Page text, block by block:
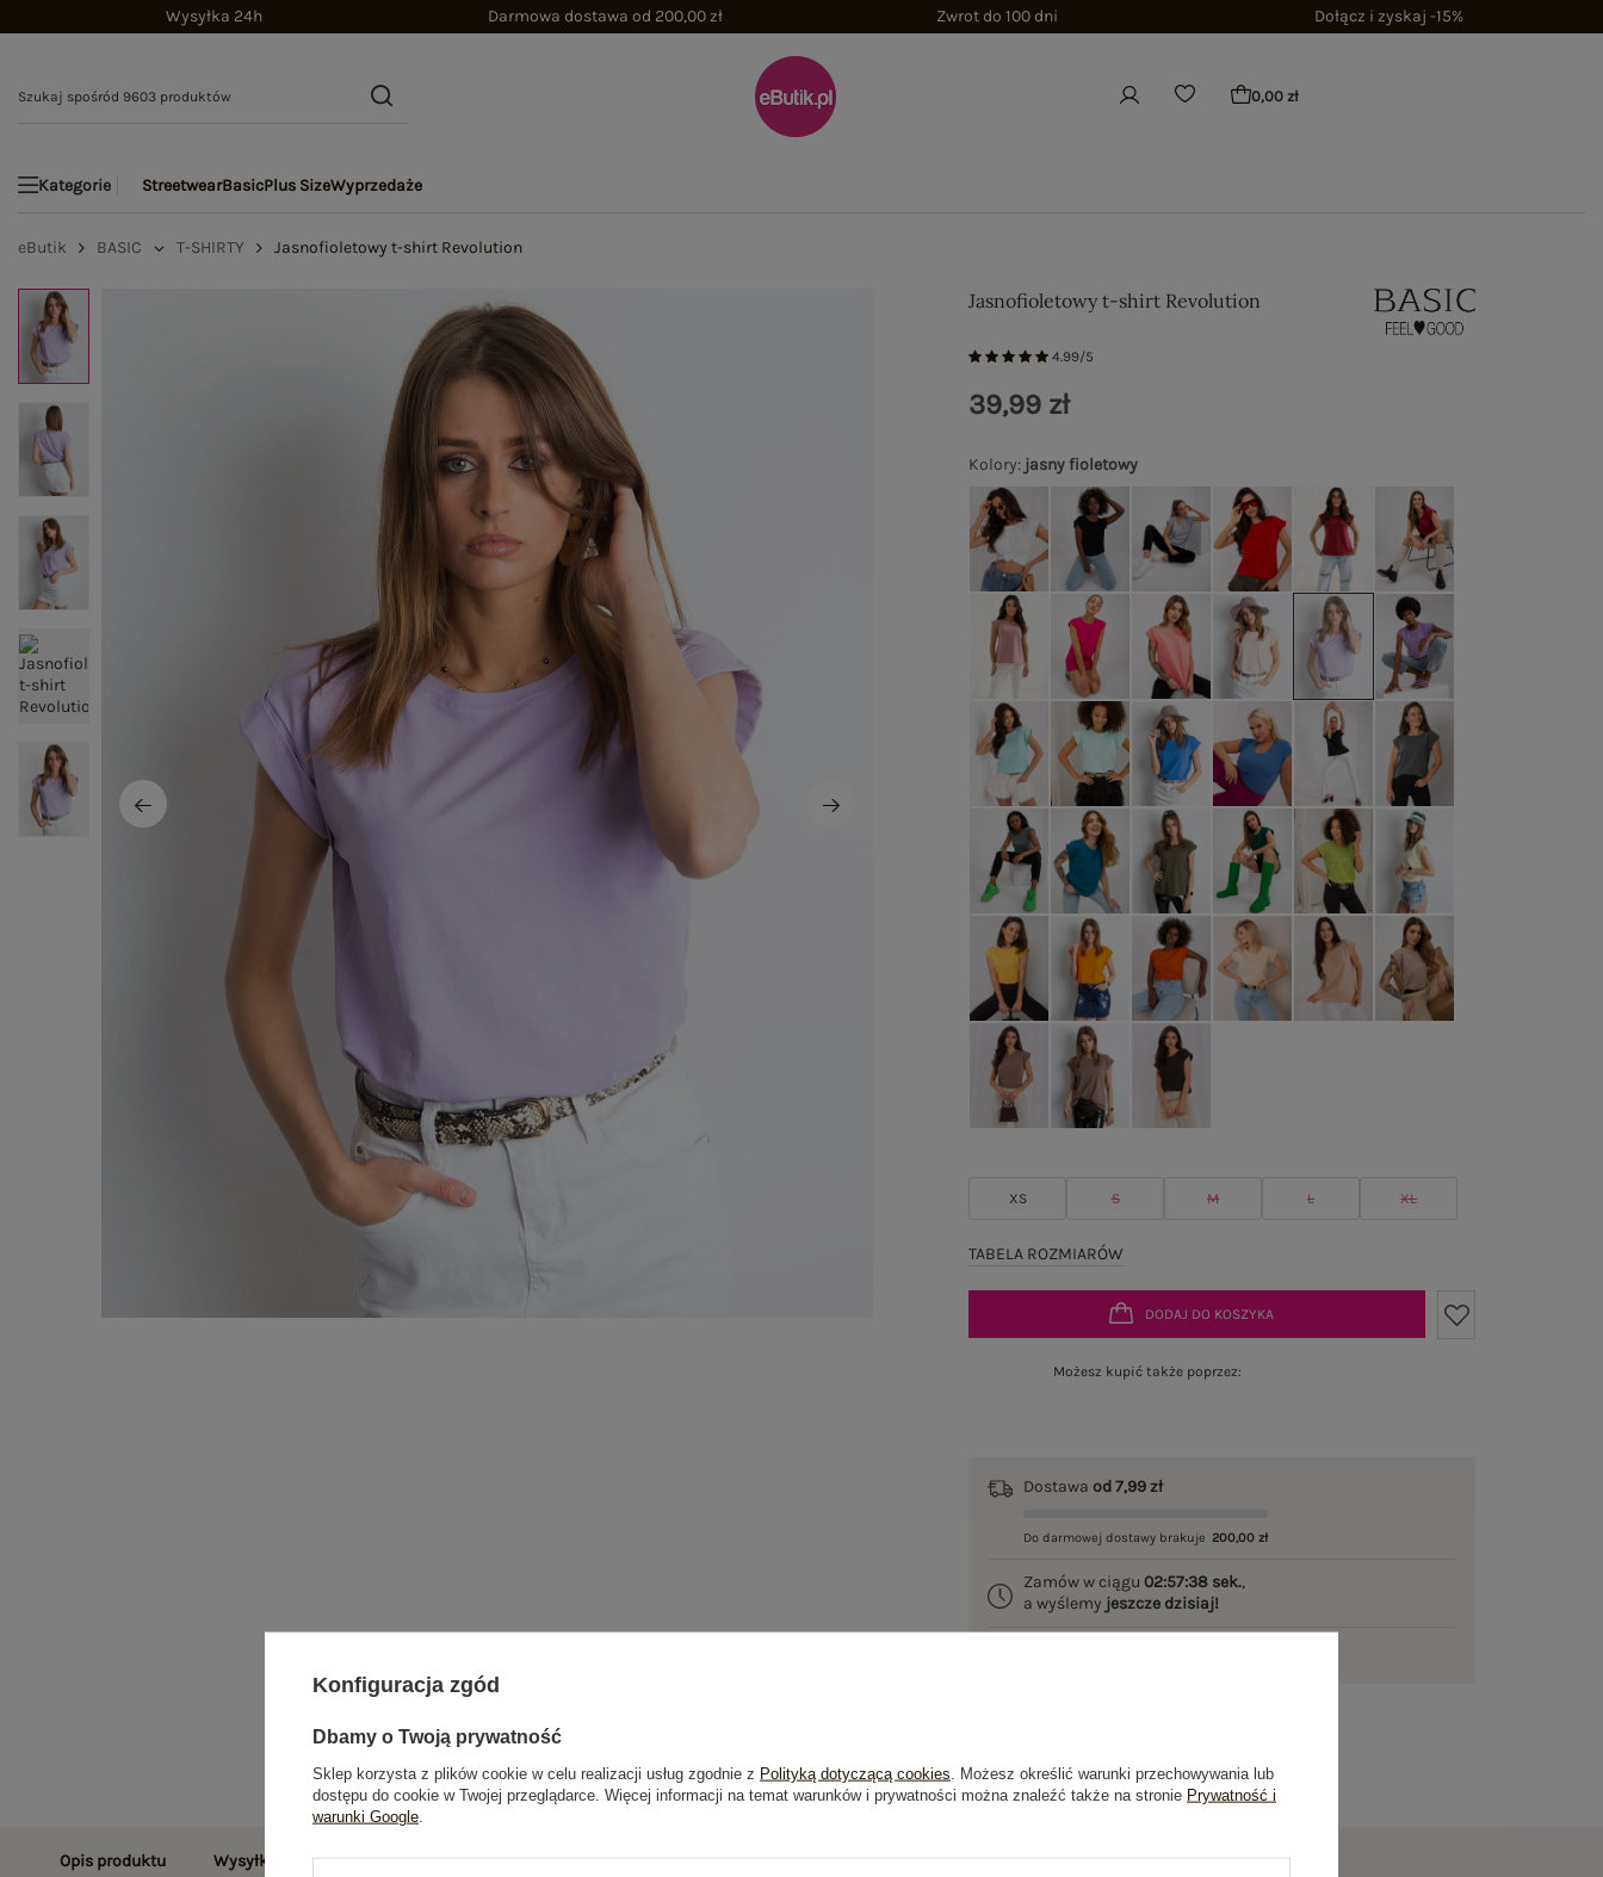
Wysyłka 24h Darmowa dostawa od 200,00 zł Zwrot do 100 dni Dołącz i zyskaj -15%
0,00 zł
Kategorie StreetwearBasicPlus SizeWyprzedaże
eButik BASIC T-SHIRTY Jasnofioletowy t-shirt Revolution
Jasnofioletowy t-shirt Revolution
4.99/5
Kolory: jasny fioletowy
XS S M L XL
TABELA ROZMIARÓW
39,99 zł
DODAJ DO KOSZYKA
Możesz kupić także poprzez:
Dostawaod 7,99 zł
Do darmowej dostawy brakuje 200,00 zł
Zamów w ciągu02:57:37 sek.,
a wyślemy jeszcze dzisiaj!
Opis produktu Wysyłka i dostawa
Konfiguracja zgód
Dbamy o Twoją prywatność
Sklep korzysta z plików cookie w celu realizacji usług zgodnie z Polityką dotyczącą cookies . Możesz określić warunki przechowywania lub
dostępu do cookie w Twojej przeglądarce. Więcej informacji na temat warunków i prywatności można znaleźć także na stronie Prywatność i
warunki Google